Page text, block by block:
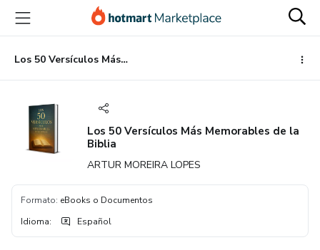
principal
página
de
página
Los 50 Versículos Más Memorables de la Biblia
Los 50 Versículos Más Memorables de la
Biblia
ARTUR MOREIRA LOPES
Formato: eBooks o Documentos
Idioma: Español